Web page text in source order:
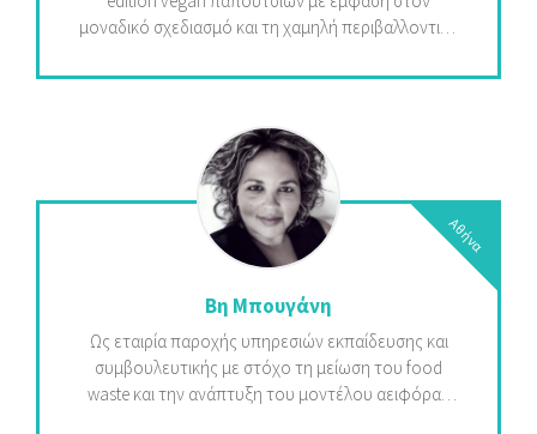
μοναδικό σχεδιασμό και τη χαμηλή περιβαλλοντική
ανανά, οργανικό βαμβάκι και οργανική κάνναβη,
περισσότερο τη χρήση συνθετικών υλικών, ενώ
όλα τα υλικά είναι αυστηρά μη ζωικά.
Κάθε συλλογή παράγεται σε περιορισμένες
εκδόσεις, με προσοχή στη λεπτομέρεια και την
ποιότητα.
Αθήνα
Βη Μπουγάνη
Ως εταιρία παροχής υπηρεσιών εκπαίδευσης και
συμβουλευτικής με στόχο τη μείωση του food
waste και την ανάπτυξη του μοντέλου αειφόρας